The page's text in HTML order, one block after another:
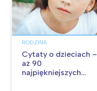
RODZINA
Cytaty o dzieciach –
aż 90
najpiękniejszych